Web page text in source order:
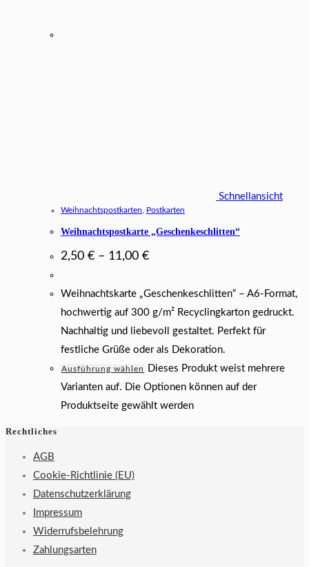
Schnellansicht
Weihnachtspostkarten Postkarten
Weihnachtspostkarte „Geschenkeschlitten“
2,50 € – 11,00 €
Weihnachtskarte „Geschenkeschlitten“ – A6-Format,
hochwertig auf 300 g/m² Recyclingkarton gedruckt.
Nachhaltig und liebevoll gestaltet. Perfekt für
festliche Grüße oder als Dekoration.
Ausführung wählen
Dieses Produkt weist mehrere
Varianten auf. Die Optionen können auf der
Produktseite gewählt werden
Rechtliches
AGB
Cookie-Richtlinie (EU)
Datenschutzerklärung
Impressum
Widerrufsbelehrung
Zahlungsarten